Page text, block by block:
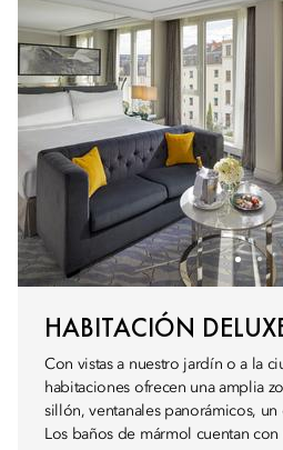
HABITACIÓN
Con vistas a nuestro jardín o a la
habitaciones ofrecen una amplia
sillón, ventanales panorámicos,
Los baños de mármol cuentan